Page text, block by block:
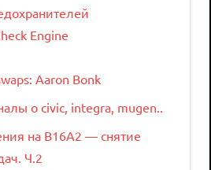
Engine
Aaron Bonk
о civic, integra, mugen..
на B16A2 — снятие
Ч.2